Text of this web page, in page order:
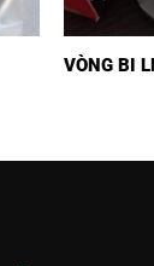
VÒNG BI